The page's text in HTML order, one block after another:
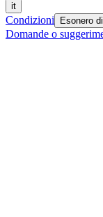
it
Condizioni Esonero
Domande o